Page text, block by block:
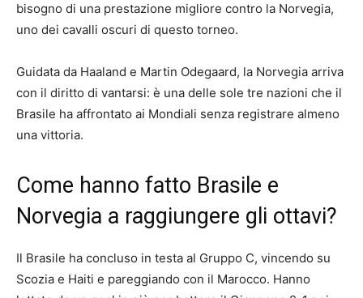
bisogno di una prestazione migliore contro la Norvegia,
uno dei cavalli oscuri di questo torneo.
Guidata da Haaland e Martin Odegaard, la Norvegia arriva
con il diritto di vantarsi: è una delle sole tre nazioni che il
Brasile ha affrontato ai Mondiali senza registrare almeno
una vittoria.
Come hanno fatto Brasile e
Norvegia a raggiungere gli ottavi?
Il Brasile ha concluso in testa al Gruppo C, vincendo su
Scozia e Haiti e pareggiando con il Marocco. Hanno